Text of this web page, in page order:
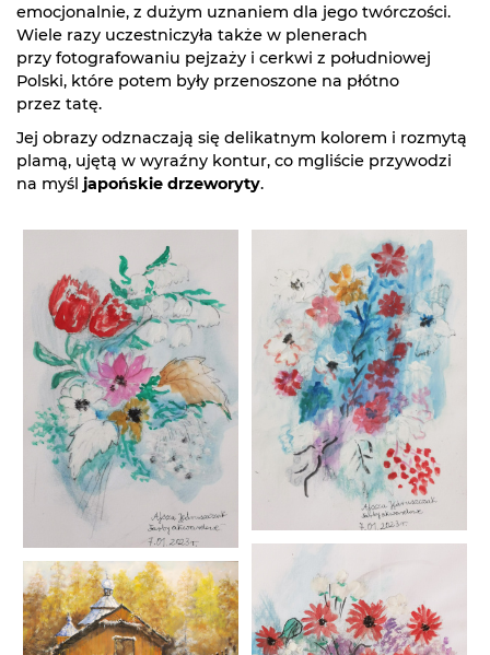
emocjonalnie, z dużym uznaniem dla jego twórczości.
Wiele razy uczestniczyła także w plenerach
przy fotografowaniu pejzaży i cerkwi z południowej
Polski, które potem były przenoszone na płótno
przez tatę.
Jej obrazy odznaczają się delikatnym kolorem i rozmytą
plamą, ujętą w wyraźny kontur, co mgliście przywodzi
na myśl japońskie drzeworyty.